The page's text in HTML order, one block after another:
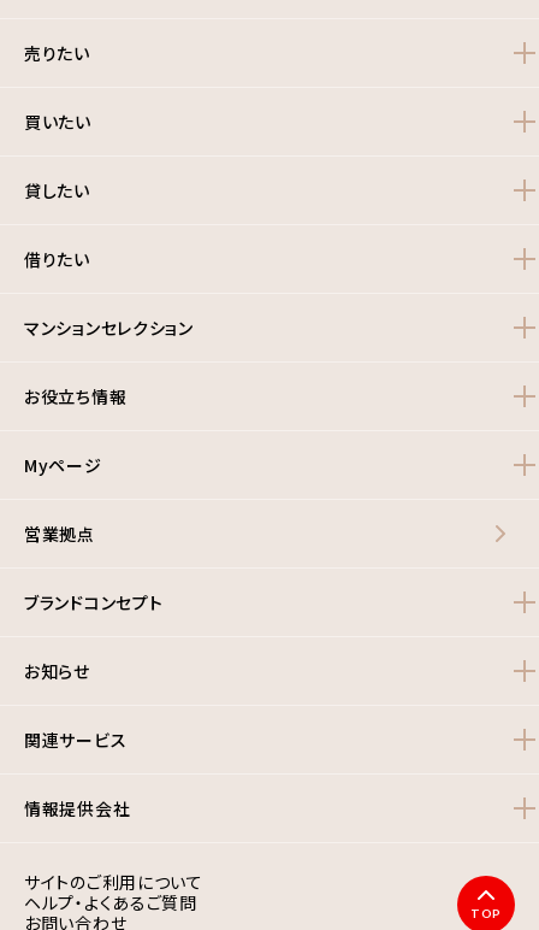
売りたい
買いたい
貸したい
借りたい
マンションセレクション
お役立ち情報
Myページ
営業拠点
ブランドコンセプト
お知らせ
関連サービス
情報提供会社
サイトのご利用について
ヘルプ・よくあるご質問
お問い合わせ
TOP